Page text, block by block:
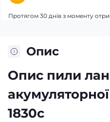
Протягом 30 днів з моменту
Опис
Опис пили
1830c